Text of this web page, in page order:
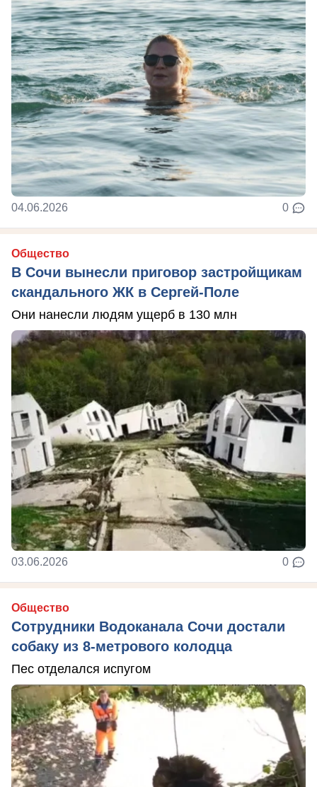
04.06.2026 0
Общество
В Сочи вынесли приговор застройщикам
скандального ЖК в Сергей-Поле
Они нанесли людям ущерб в 130 млн
03.06.2026 0
Общество
Сотрудники Водоканала Сочи достали
собаку из 8-метрового колодца
Пес отделался испугом